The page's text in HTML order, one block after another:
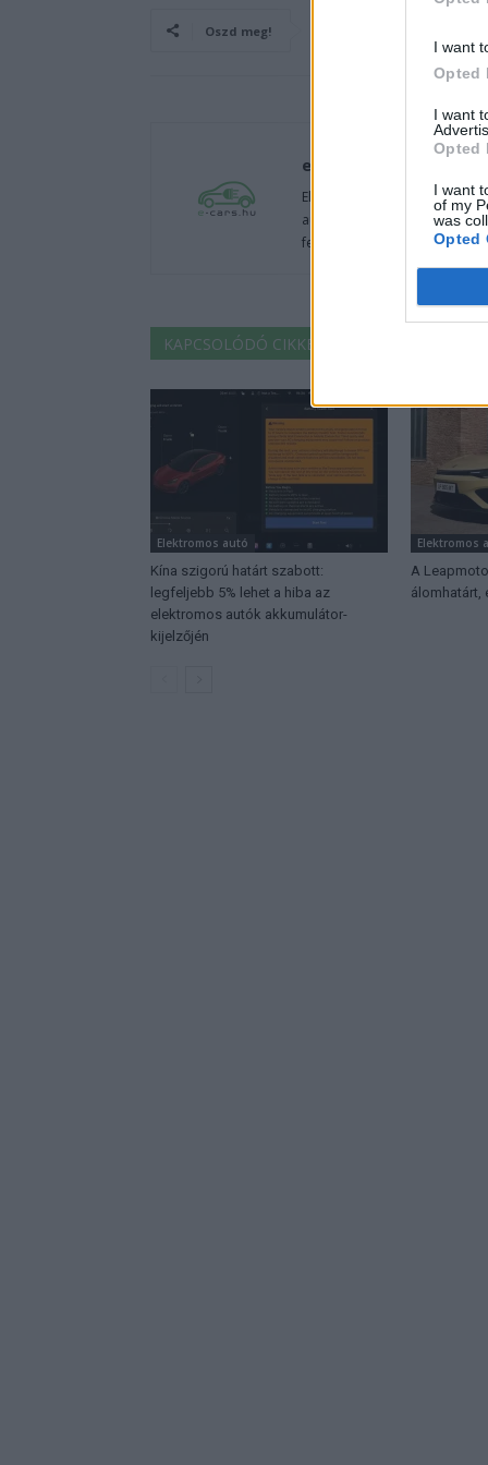
I want
Opted
I want
Opted
I want
of my
was
Opted
Oszd meg!
e-cars.hu
Elektromosan közlekedsz,
autók világából, vagy
fenntarthatóság területén?
KAPCSOLÓDÓ CIKKEK
Elektromos autó
Kína szigorú határt szabott:
legfeljebb 5% lehet a hiba az
elektromos autók akkumulátor-
kijelzőjén
Elektromos
A
álomhatárt,